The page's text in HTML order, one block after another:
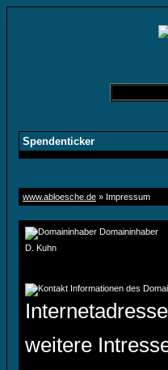
Spendenticker
www.abloesche.de » Impressum
Domaininhaber
D. Kuhn
weitere